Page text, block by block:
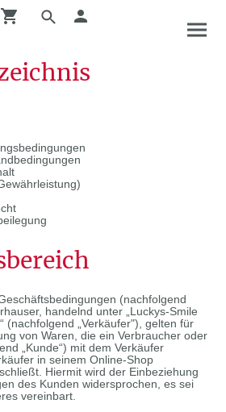
(nachfolgend
handelnd unter „Luckys-Smile
(nachfolgend „Verkäufer"), gelten für
von Waren, die ein Verbraucher oder
„Kunde“) mit dem Verkäufer
in seinem Online-Shop
Hiermit wird der Einbeziehung
des Kunden widersprochen, es sei
vereinbart.